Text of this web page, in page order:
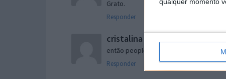
Grato.
Responder
cristalina
então people
Responder